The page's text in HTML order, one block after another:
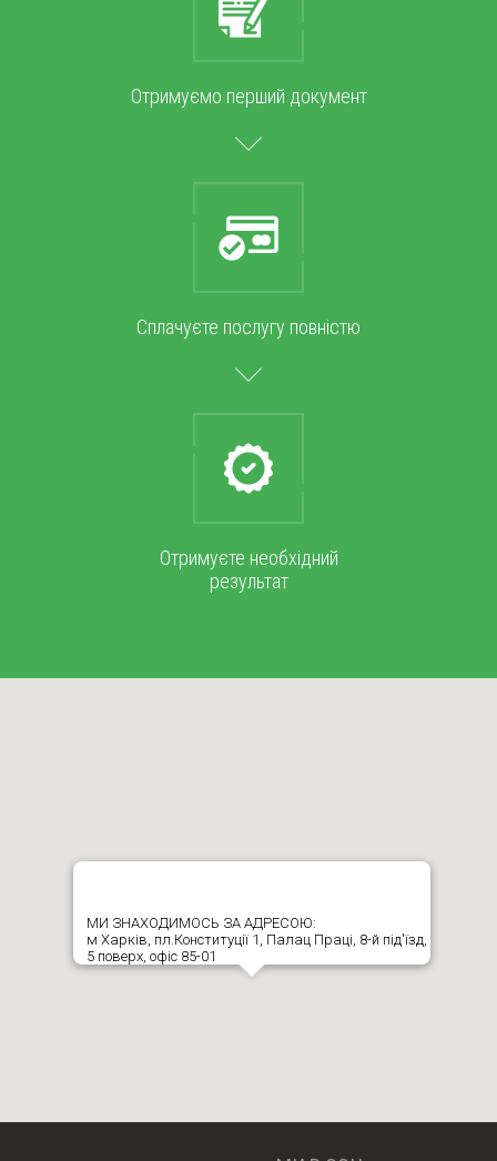
Отримуємо перший документ
Сплачуєте послугу повністю
Отримуєте необхідний
результат
МИ ЗНАХОДИМОСЬ ЗА АДРЕСОЮ:
м Харків, пл.Конституції 1, Палац Праці, 8-й під'їзд,
5 поверх, офіс 85-01